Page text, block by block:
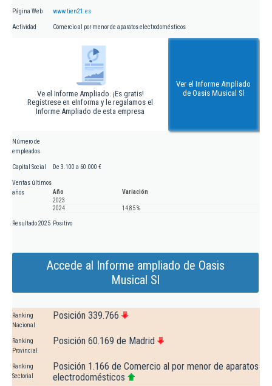
Página Web www.tien21.es
Actividad Comercio al por menor de aparatos electrodomésticos
Ve el Informe Ampliado. ¡Es gratis!
Regístrese en eInforma y le regalamos el
Informe Ampliado de esta empresa
Ver el Informe Ampliado
de Oasis Musical Sl
Número de
empleados
Capital Social De 3.100 a 60.000 €
Ventas últimos
años
Año
Variación
2023
2024
14,85 %
Resultado 2025 Positivo
Accede al Informe ampliado de Oasis
Musical Sl
Ranking
Nacional
Posición 339.766
Ranking
Provincial
Posición 60.169 de Madrid
Ranking
Sectorial
Posición 1.166 de Comercio al por menor de aparatos
electrodomésticos